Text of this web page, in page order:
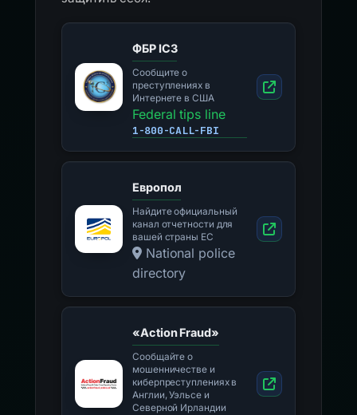
ФБР IC3
Сообщите о
преступлениях в
Интернете в США
Federal tips line
1-800-CALL-FBI
Европол
Найдите официальный
канал отчетности для
вашей страны ЕС
National police
directory
«Action Fraud»
Сообщайте о
мошенничестве и
киберпреступлениях в
Англии, Уэльсе и
Северной Ирландии